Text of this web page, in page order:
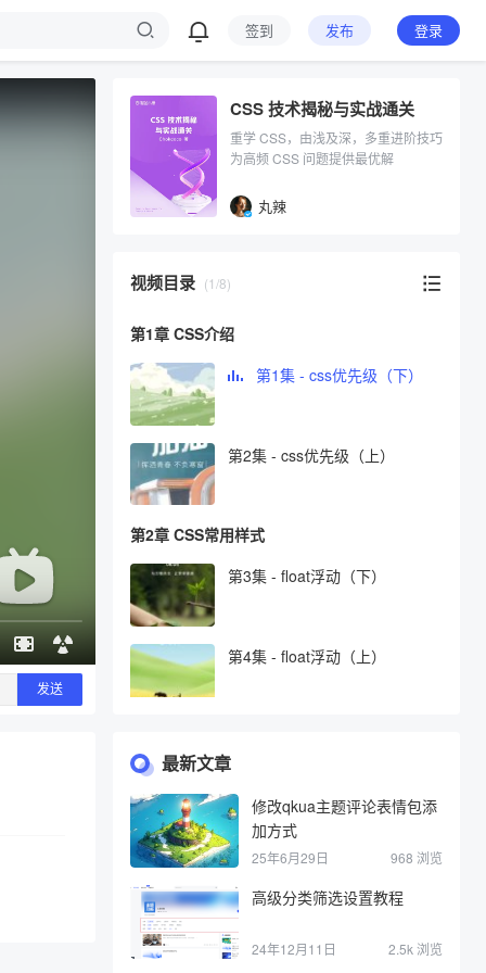
签到 发布 登录
发送
CSS 技术揭秘与实战通关
重学 CSS，由浅及深，多重进阶技巧
为高频 CSS 问题提供最优解
丸辣
视频目录 (1/8)
第1章 CSS介绍
第1集 - css优先级（下）
第2集 - css优先级（上）
第2章 CSS常用样式
第3集 - float浮动（下）
第4集 - float浮动（上）
第6集 - 布局相关样式（下）
第7集 - 布局相关样式（上）
最新文章
修改qkua主题评论表情包添
加方式
25年6月29日 968 浏览
高级分类筛选设置教程
24年12月11日 2.5k 浏览